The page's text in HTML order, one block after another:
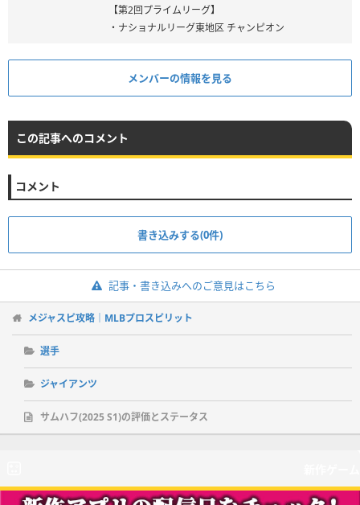
【第2回プライムリーグ】
・ナショナルリーグ東地区 チャンピオン
メンバーの情報を見る
この記事へのコメント
コメント
書き込みする(0件)
記事・書き込みへのご意見はこちら
メジャスピ攻略｜MLBプロスピリット
選手
ジャイアンツ
サムハフ(2025 S1)の評価とステータス